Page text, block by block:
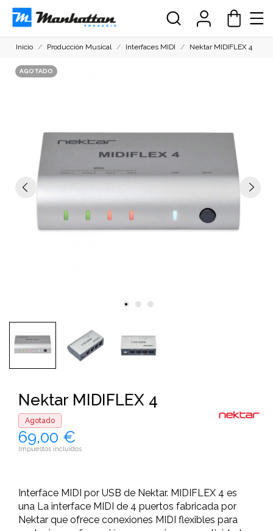
Inicio Producción Musical Interfaces MIDI Nektar MIDIFLEX 4
AGOTADO
Nektar MIDIFLEX 4
Agotado
69,00 €
Impuestos incluidos
Interface MIDI por USB de Nektar. MIDIFLEX 4 es
una La interface MIDI de 4 puertos fabricada por
Nektar que ofrece conexiones MIDI flexibles para